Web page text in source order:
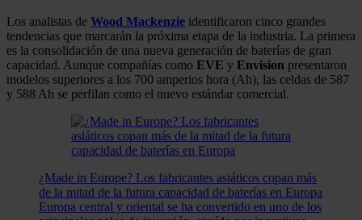
Los analistas de Wood Mackenzie identificaron cinco grandes
tendencias que marcarán la próxima etapa de la industria. La primera
es la consolidación de una nueva generación de baterías de gran
capacidad. Aunque compañías como EVE y Envision presentaron
modelos superiores a los 700 amperios hora (Ah), las celdas de 587
y 588 Ah se perfilan como el nuevo estándar comercial.
¿Made in Europe? Los fabricantes asiáticos copan más
de la mitad de la futura capacidad de baterías en Europa
Europa central y oriental se ha convertido en uno de los